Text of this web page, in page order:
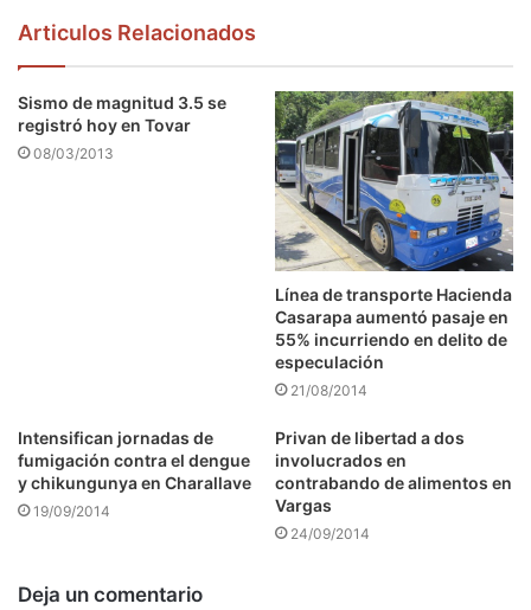
Articulos Relacionados
Sismo de magnitud 3.5 se
registró hoy en Tovar
08/03/2013
Línea de transporte Hacienda
Casarapa aumentó pasaje en
55% incurriendo en delito de
especulación
21/08/2014
Intensifican jornadas de
fumigación contra el dengue
y chikungunya en Charallave
19/09/2014
Privan de libertad a dos
involucrados en
contrabando de alimentos en
Vargas
24/09/2014
Deja un comentario